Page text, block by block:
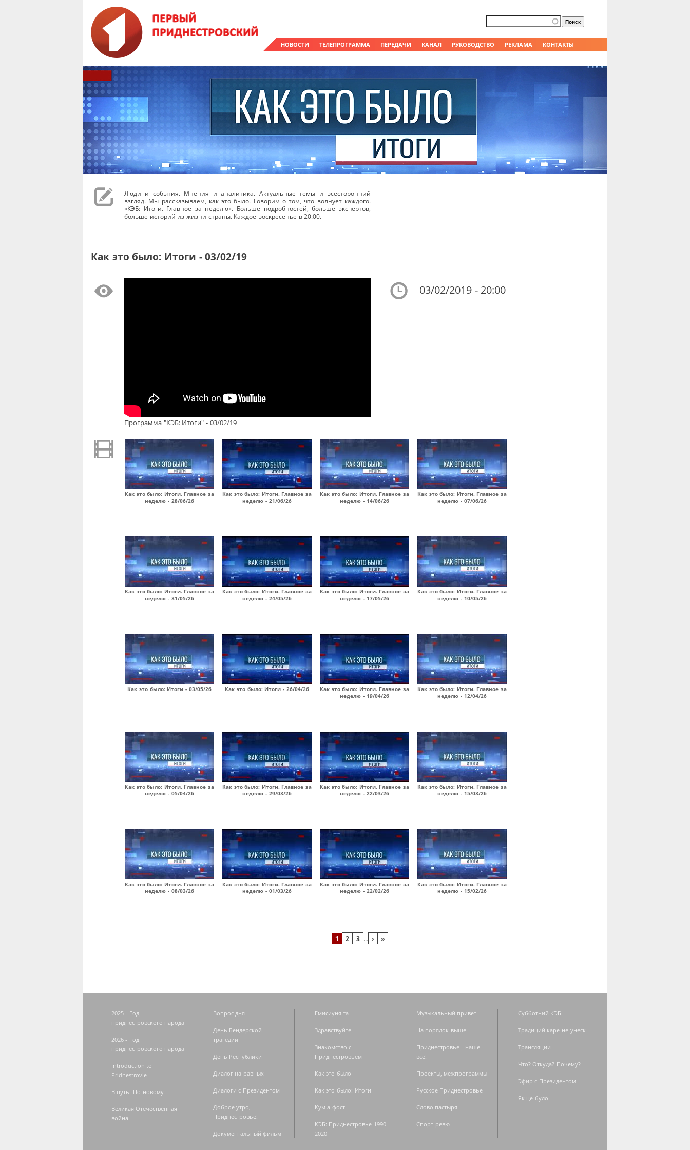
НОВОСТИ ТЕЛЕПРОГРАММА ПЕРЕДАЧИ КАНАЛ РУКОВОДСТВО РЕКЛАМА КОНТАКТЫ
Форма поиска
Поиск
Люди и события. Мнения и аналитика. Актуальные темы и всесторонний
взгляд. Мы рассказываем, как это было. Говорим о том, что волнует каждого.
«КЭБ: Итоги. Главное за неделю». Больше подробностей, больше экспертов,
больше историй из жизни страны. Каждое воскресенье в 20:00.
Как это было: Итоги - 03/02/19
Программа "КЭБ: Итоги" - 03/02/19
03/02/2019 - 20:00
Как это было: Итоги. Главное за
неделю - 28/06/26
Как это было: Итоги. Главное за
неделю - 21/06/26
Как это было: Итоги. Главное за
неделю - 14/06/26
Как это было: Итоги. Главное за
неделю - 07/06/26
Как это было: Итоги. Главное за
неделю - 31/05/26
Как это было: Итоги. Главное за
неделю - 24/05/26
Как это было: Итоги. Главное за
неделю - 17/05/26
Как это было: Итоги. Главное за
неделю - 10/05/26
Как это было: Итоги - 03/05/26 Как это было: Итоги - 26/04/26
Как это было: Итоги. Главное за
неделю - 19/04/26
Как это было: Итоги. Главное за
неделю - 12/04/26
Как это было: Итоги. Главное за
неделю - 05/04/26
Как это было: Итоги. Главное за
неделю - 29/03/26
Как это было: Итоги. Главное за
неделю - 22/03/26
Как это было: Итоги. Главное за
неделю - 15/03/26
Как это было: Итоги. Главное за
неделю - 08/03/26
Как это было: Итоги. Главное за
неделю - 01/03/26
Как это было: Итоги. Главное за
неделю - 22/02/26
Как это было: Итоги. Главное за
неделю - 15/02/26
1 2 3 … › »
2025 - Год
приднестровского народа
2026 - Год
приднестровского народа
Introduction to
Pridnestrovie
В путь! По-новому
Великая Отечественная
война
Вопрос дня
День Бендерской
трагедии
День Республики
Диалог на равных
Диалоги с Президентом
Доброе утро,
Приднестровье!
Документальный фильм
Емисиуня та
Здравствуйте
Знакомство с
Приднестровьем
Как это было
Как это было: Итоги
Кум а фост
КЭБ: Приднестровье 1990-
2020
Музыкальный привет
На порядок выше
Приднестровье - наше
всё!
Проекты, межпрограммы
Русское Приднестровье
Слово пастыря
Спорт-ревю
Субботний КЭБ
Традиций каре не унеск
Трансляции
Что? Откуда? Почему?
Эфир с Президентом
Як це було